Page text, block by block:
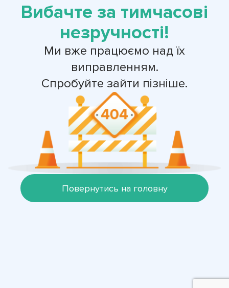
Вибачте за тимчасові
незручності!
Ми вже працюємо над їх
виправленням.
Спробуйте зайти пізніше.
Повернутись на головну